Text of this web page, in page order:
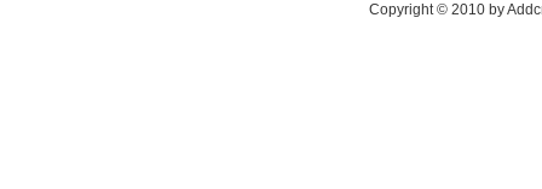
Copyright © 2010 by